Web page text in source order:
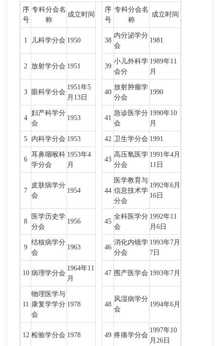
序
号
专科分会名
称
成立时间
序
号
专科分会名
称
成立时间
1 儿科学分会 1950 38
内分泌学分
会
1981
2 放射学分会 1951 39
小儿外科学
会分
1989年11
月
3 眼科学分会
1951年5
月13日
40
放射肿瘤学
分会
1990
4
妇产科学分
会
1953 41
急诊医学分
会
1990年10
月
5 内科学分会 1953 42 卫生学分会 1991
6
耳鼻咽喉科
学分会
1953年4
月
43
高压氧医学
分会
1991年4月
11日
7
皮肤病学分
会
1954 44
医学教育与
信息技术学
分会
1992年6月
16日
8
医学历史学
分会
1956 45
全科医学分
会
1992年11
月6日
9
结核病学分
会
1963 46
消化内镜学
分会
1993年7月
7日
10 病理学分会
1964年11
月
47 围产医学会 1993年7月
11
物理医学与
康复学学分
会
1978 48
风湿病学分
会
1994年6月
12 检验学分会 1978 49 疼痛学分会
1997年10
月26日